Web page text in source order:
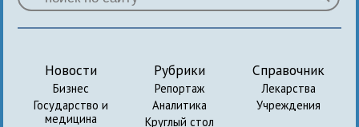
Новости
Бизнес
Государство и
медицина
Рубрики
Репортаж
Аналитика
Круглый стол
Справочник
Лекарства
Учреждения